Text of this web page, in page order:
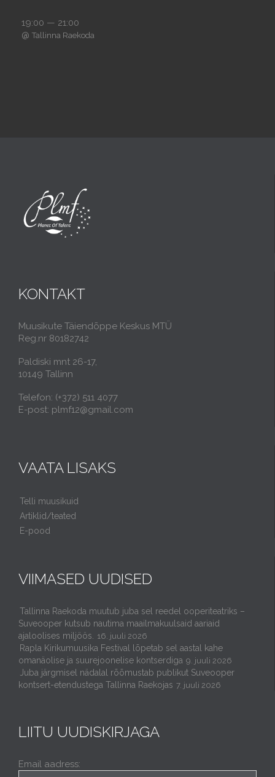
19:00 — 21:00
@ Tallinna Raekoda
KONTAKT
Muusikute Täiendõppe Keskus MTÜ
Reg.nr 80182742
Paldiski mnt 26-17,
10149 Tallinn
Telefon: (+372) 511 4077
E-post: plmf12@gmail.com
VAATA LISAKS
Telli muusikuid
Artiklid/teated
E-pood
VIIMASED UUDISED
Tallinna Raekoda muutub juba sel reedel ooperiteatriks –
Suveooper kutsub nautima maailmakuulsaid aariaid
ajaloolises miljöös. 16. juuli 2026
Rapla Kirikumuusika Festival lõpetab sel aastal kahe
omanäolise ja suurejoonelise kontserdiga 9. juuli 2026
Juba järgmisel nädalal rõõmustab publikut Suveooper
kontsert-etendustega Tallinna Raekojas 7. juuli 2026
LIITU UUDISKIRJAGA
Email aadress: